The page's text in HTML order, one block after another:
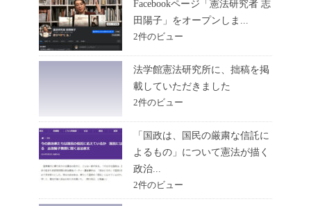
Facebookページ「憲法研究者 志
田陽子」をオープンしま...
2件のビュー
法学館憲法研究所に、拙稿を掲
載していただきました
2件のビュー
「国政は、国民の厳粛な信託に
よるもの」について憲法が描く
政治...
2件のビュー